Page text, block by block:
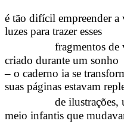
é tão difícil empreender a
luzes para trazer esses
fragmentos de
criado durante um sonho
– o caderno ia se
suas páginas estavam
de ilustrações,
meio infantis que